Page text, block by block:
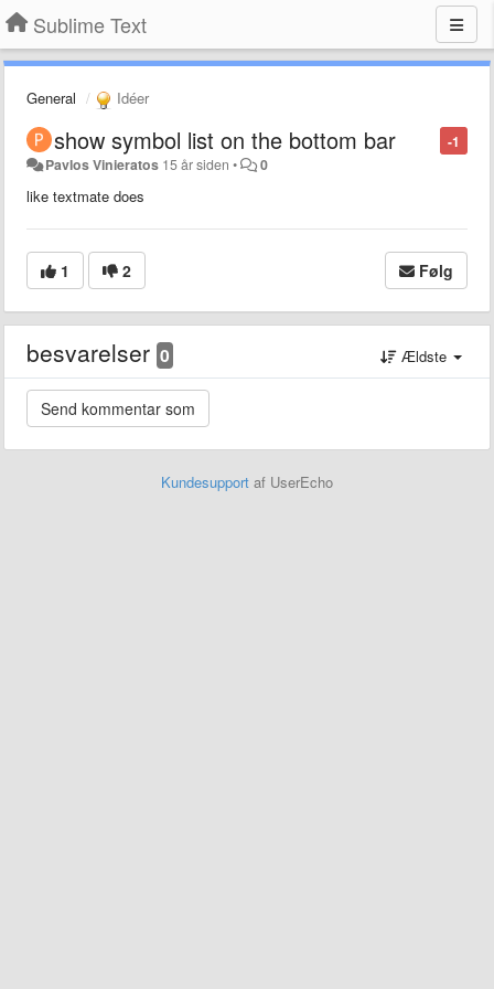
Sublime Text
General Idéer
-1
show symbol list on the bottom bar
Pavlos Vinieratos 15 år siden • 0
like textmate does
1 2 Følg
besvarelser 0 Ældste
Kundesupport af UserEcho